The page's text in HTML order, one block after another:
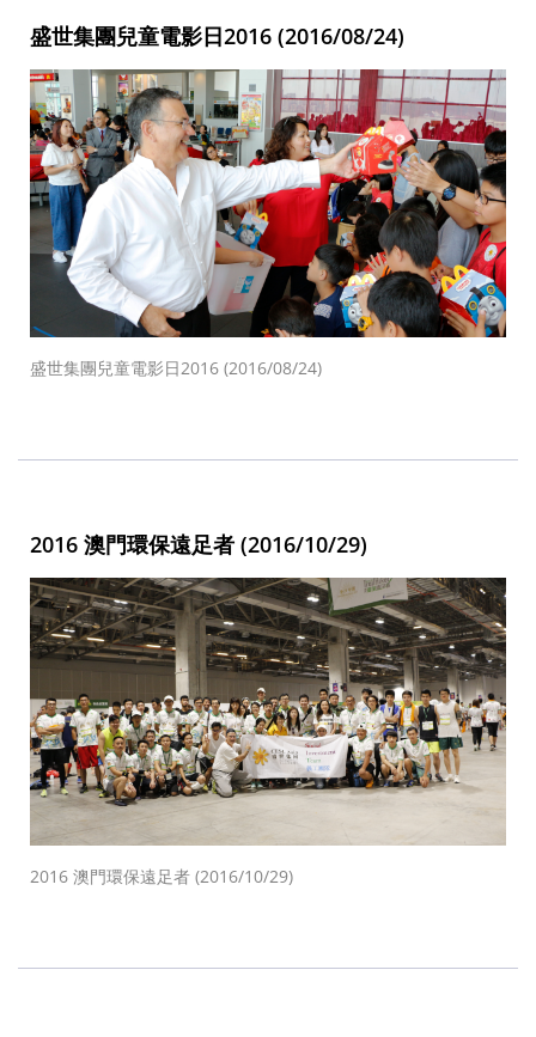
盛世集團兒童電影日2016 (2016/08/24)
盛世集團兒童電影日2016 (2016/08/24)
2016 澳門環保遠足者 (2016/10/29)
2016 澳門環保遠足者 (2016/10/29)